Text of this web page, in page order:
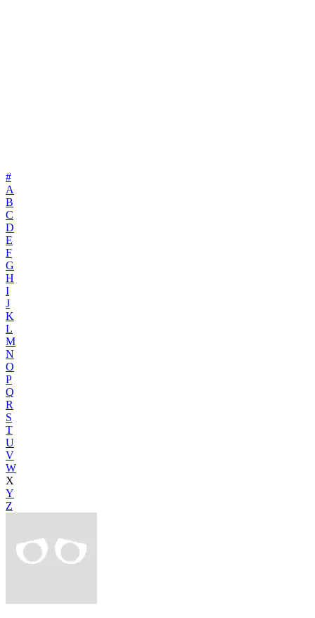
#
A
B
C
D
E
F
G
H
I
J
K
L
M
N
O
P
Q
R
S
T
U
V
W
X
Y
Z